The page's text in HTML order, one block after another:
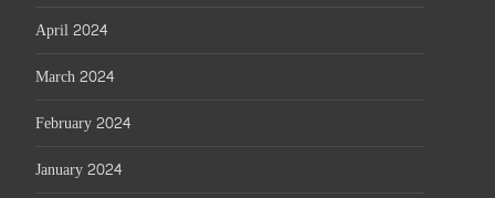
April 2024
March 2024
February 2024
January 2024